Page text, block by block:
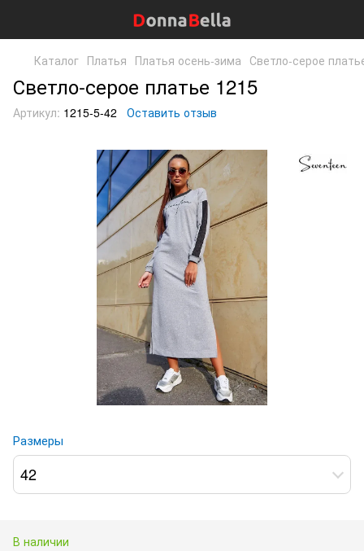
Каталог Платья Платья осень-зима Светло-серое
Светло-серое платье 1215
Артикул: 1215-5-42 Оставить отзыв
Размеры
42
В наличии